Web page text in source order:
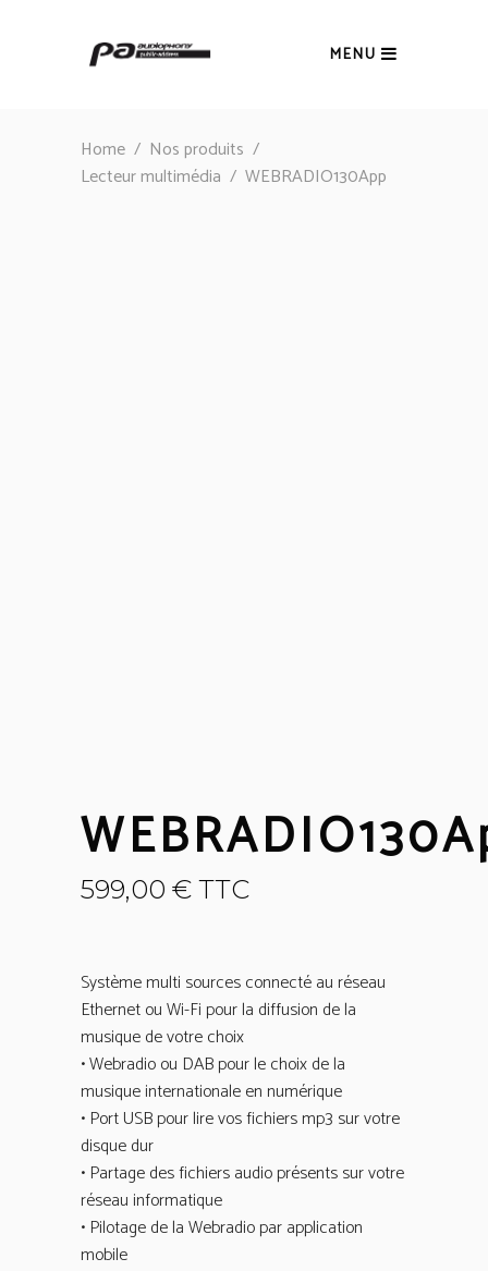
MENU
Home / Nos produits /
Lecteur multimédia / WEBRADIO130App
599,00 € TTC
Système multi sources connecté au réseau
Ethernet ou Wi-Fi pour la diffusion de la
musique de votre choix
• Webradio ou DAB pour le choix de la
musique internationale en numérique
• Port USB pour lire vos fichiers mp3 sur votre
disque dur
• Partage des fichiers audio présents sur votre
réseau informatique
• Pilotage de la Webradio par application
mobile